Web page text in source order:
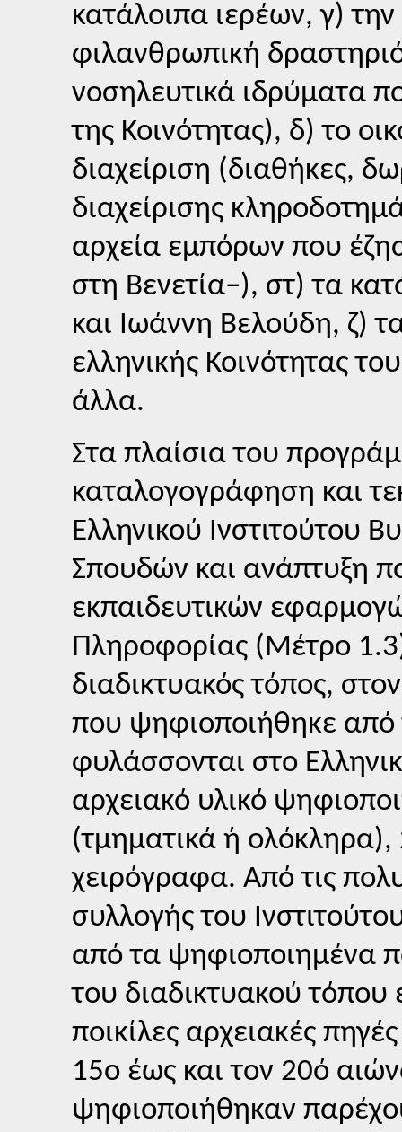
κατάλοιπα ιερέων, γ) την
φιλανθρωπική
νοσηλευτικά ιδρύματα
της Κοινότητας), δ) το
διαχείριση (διαθήκες,
διαχείρισης
αρχεία εμπόρων που
στη Βενετία–), στ) τα
και Ιωάννη Βελούδη, ζ)
ελληνικής Κοινότητας
άλλα.
Στα πλαίσια του
καταλογογράφηση και
Ελληνικού Ινστιτούτου
Σπουδών και ανάπτυξη
εκπαιδευτικών
Πληροφορίας (Μέτρο
διαδικτυακός τόπος,
που ψηφιοποιήθηκε από
φυλάσσονται στο
αρχειακό υλικό
(τμηματικά ή
χειρόγραφα. Από τις
συλλογής του
από τα ψηφιοποιημένα
του διαδικτυακού τόπου
ποικίλες αρχειακές
15ο έως και τον 20ό
ψηφιοποιήθηκαν